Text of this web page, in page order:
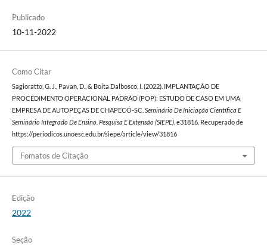
Publicado
10-11-2022
Como Citar
Sagioratto, G. J., Pavan, D., & Boita Dalbosco, I. (2022). IMPLANTAÇÃO DE
PROCEDIMENTO OPERACIONAL PADRÃO (POP): ESTUDO DE CASO EM UMA
EMPRESA DE AUTOPEÇAS DE CHAPECÓ-SC.Seminário De Iniciação Científica E
Seminário Integrado De Ensino, Pesquisa E Extensão (SIEPE), e31816. Recuperado de
https://periodicos.unoesc.edu.br/siepe/article/view/31816
Fomatos de Citação
Edição
2022
Seção